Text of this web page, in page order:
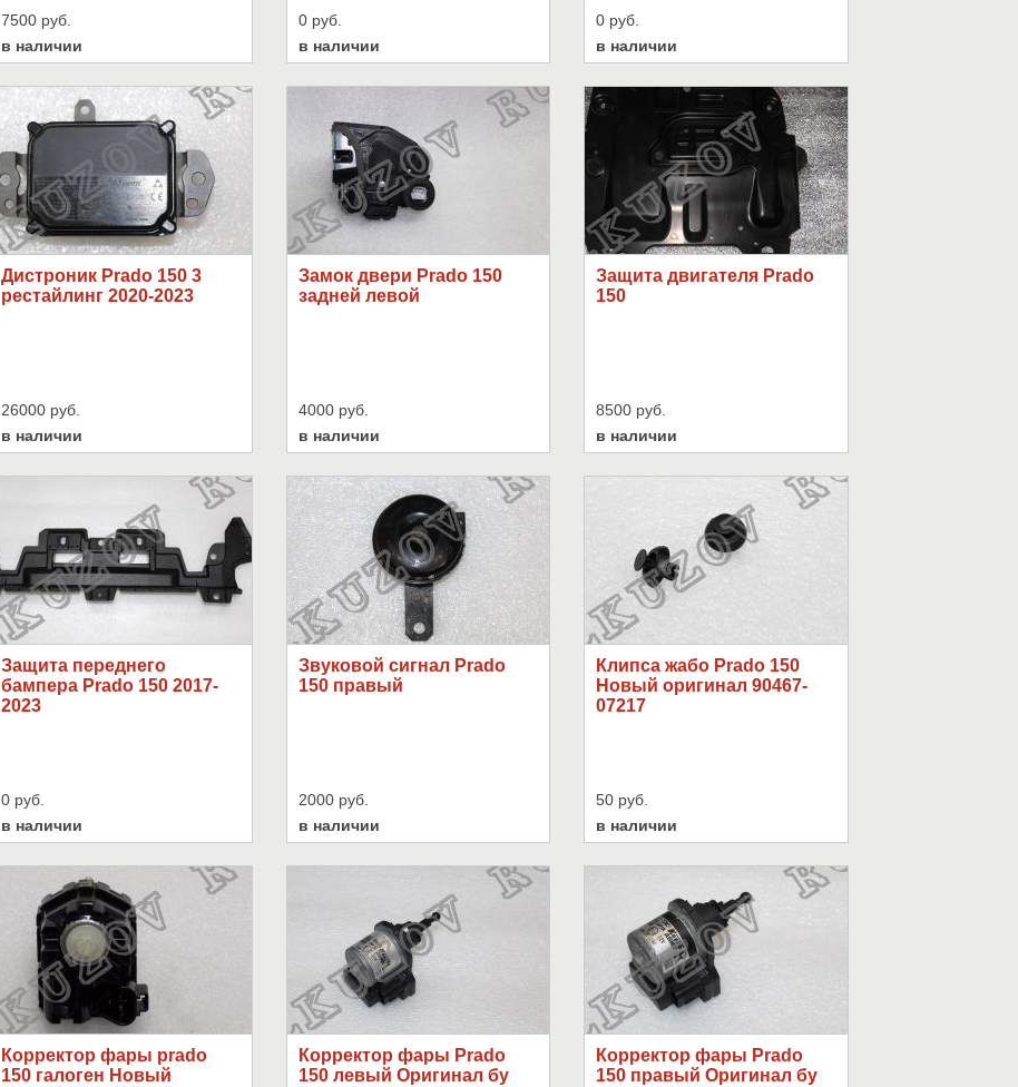
7500 руб.
в наличии
0 руб.
в наличии
0 руб.
в наличии
Дистроник Prado 150 3
рестайлинг 2020-2023
26000 руб.
в наличии
Замок двери Prado 150
задней левой
4000 руб.
в наличии
Защита двигателя Prado
150
8500 руб.
в наличии
Защита переднего
бампера Prado 150 2017-
2023
0 руб.
в наличии
Звуковой сигнал Prado
150 правый
2000 руб.
в наличии
Клипса жабо Prado 150
Новый оригинал 90467-
07217
50 руб.
в наличии
Корректор фары prado
150 галоген Новый
Корректор фары Prado
150 левый Оригинал бу
Корректор фары Prado
150 правый Оригинал бу